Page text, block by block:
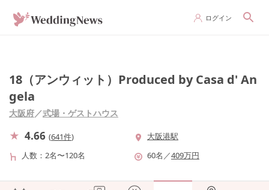
ログイン
18（アンウィット）Produced by Casa d' An
gela
大阪府／式場・ゲストハウス
4.66 (641件)
大阪港駅
人数
2名〜120名 60名 ／409万円